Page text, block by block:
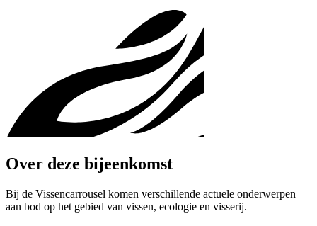
Over deze bijeenkomst
Bij de Vissencarrousel komen verschillende actuele onderwerpen
aan bod op het gebied van vissen, ecologie en visserij.